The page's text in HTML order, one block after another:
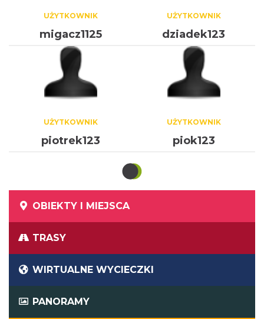
UŻYTKOWNIK
migacz1125
UŻYTKOWNIK
dziadek123
UŻYTKOWNIK
piotrek123
UŻYTKOWNIK
piok123
OBIEKTY I MIEJSCA
TRASY
WIRTUALNE WYCIECZKI
PANORAMY